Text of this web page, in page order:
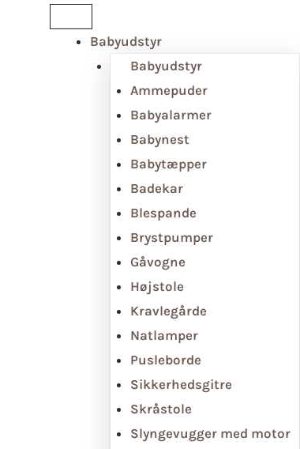
Babyudstyr
Babyudstyr
Ammepuder
Babyalarmer
Babynest
Babytæpper
Badekar
Blespande
Brystpumper
Gåvogne
Højstole
Kravlegårde
Natlamper
Pusleborde
Sikkerhedsgitre
Skråstole
Slyngevugger med motor